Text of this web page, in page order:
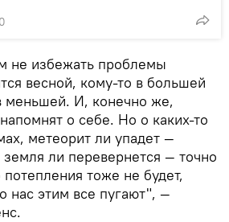
не избежать проблемы
весной, кому-то в большей
меньшей. И, конечно же,
о себе. Но о каких-то
метеорит ли упадет —
земля ли перевернется — точно
потепления тоже не будет,
нас этим все пугают", —